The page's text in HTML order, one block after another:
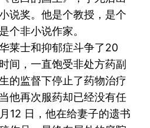
说奖。他是个教授，是个
个非小说作家。
莱士和抑郁症斗争了20
间，一直饱受非处方药副
的监督下停止了药物治疗
他再次服药却已经没有任
12 日，他在给妻子的遗书